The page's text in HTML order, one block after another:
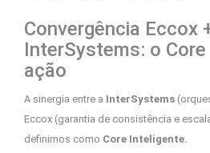
Convergência Eccox
InterSystems: o
ação
A sinergia entre a InterSystems
Eccox (garantia de consistência e
definimos como Core Inteligente.